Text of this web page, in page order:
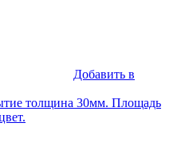
Добавить в